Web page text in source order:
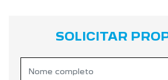
SOLICITAR